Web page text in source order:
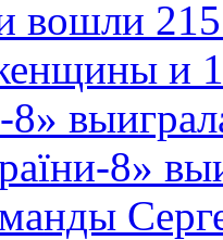
215
и
8»
8»